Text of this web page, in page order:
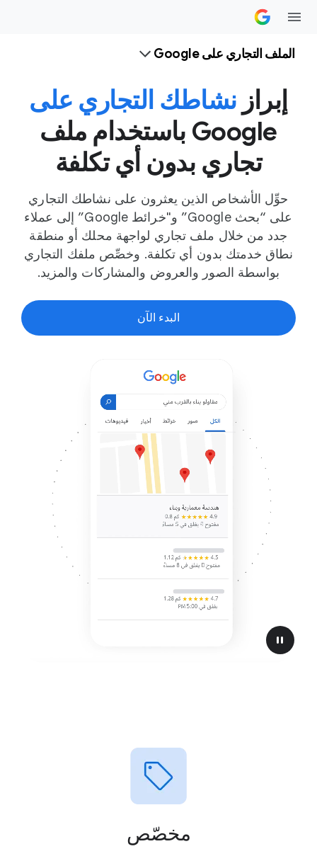
الملف التجاري على Google
إبراز نشاطك التجاري على
Google باستخدام ملف
تجاري بدون أي تكلفة
حوِّل الأشخاص الذين يعثرون على نشاطك التجاري
على “بحث Google” و"خرائط Google” إلى عملاء
جدد من خلال ملف تجاري لواجهة محلك أو منطقة
نطاق خدمتك بدون أي تكلفة. وخصِّص ملفك التجاري
بواسطة الصور والعروض والمشاركات والمزيد.
البدء الآن
pause
مخصّص